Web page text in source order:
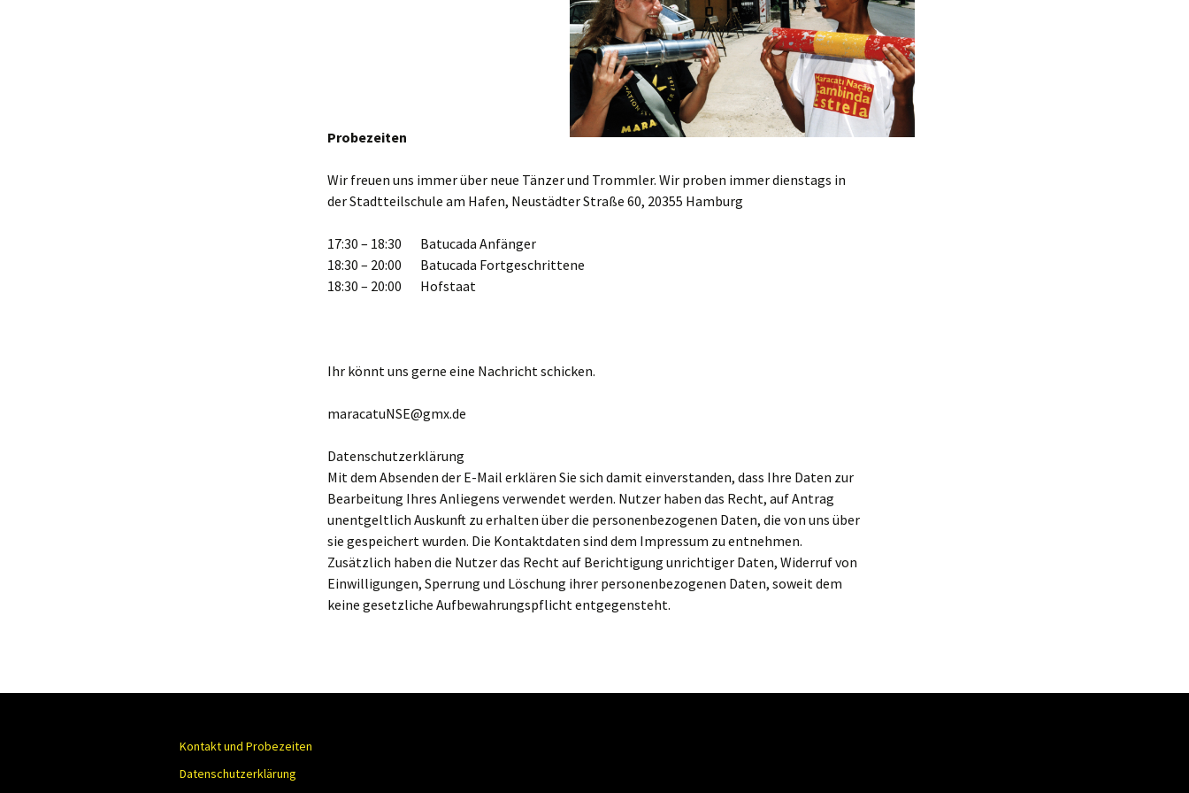
Probezeiten
Wir freuen uns immer über neue Tänzer und Trommler. Wir proben immer dienstags in
der Stadtteilschule am Hafen, Neustädter Straße 60, 20355 Hamburg
17:30 – 18:30 Batucada Anfänger
18:30 – 20:00 Batucada Fortgeschrittene
18:30 – 20:00 Hofstaat
Ihr könnt uns gerne eine Nachricht schicken.
maracatuNSE@gmx.de
Datenschutzerklärung
Mit dem Absenden der E-Mail erklären Sie sich damit einverstanden, dass Ihre Daten zur
Bearbeitung Ihres Anliegens verwendet werden. Nutzer haben das Recht, auf Antrag
unentgeltlich Auskunft zu erhalten über die personenbezogenen Daten, die von uns über
sie gespeichert wurden. Die Kontaktdaten sind dem Impressum zu entnehmen.
Zusätzlich haben die Nutzer das Recht auf Berichtigung unrichtiger Daten, Widerruf von
Einwilligungen, Sperrung und Löschung ihrer personenbezogenen Daten, soweit dem
keine gesetzliche Aufbewahrungspflicht entgegensteht.
Kontakt und Probezeiten
Datenschutzerklärung